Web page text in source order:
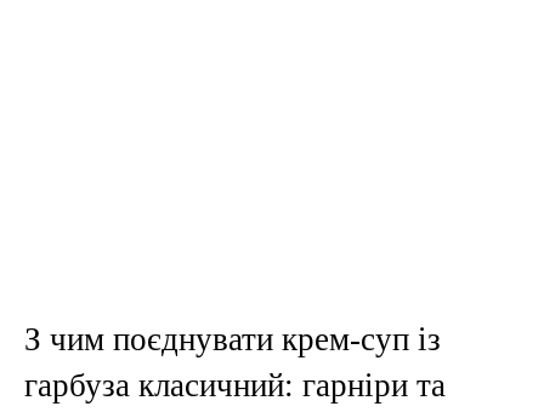
З чим поєднувати крем-суп із
гарбуза класичний: гарніри та